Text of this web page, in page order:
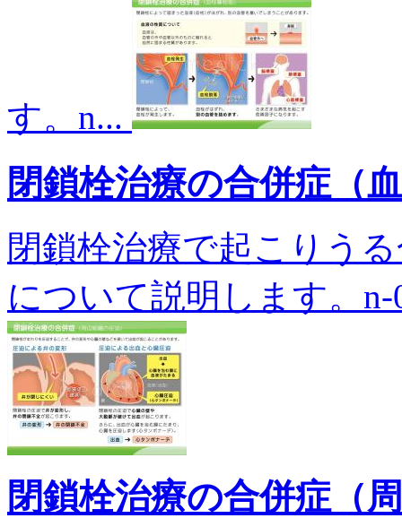
す。n...
閉鎖栓治療の合併症（
閉鎖栓治療で起こりう
について説明します。
閉鎖栓治療の合併症（